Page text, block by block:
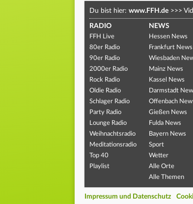
Du bist hier: www.FFH.de >>>
RADIO
FFH Live
80er Radio
90er Radio
2000er Radio
Rock Radio
Oldie Radio
Schlager Radio
Party Radio
Lounge Radio
Weihnachtsradio
Meditationsradio
Top 40
Playlist
NEWS
Hessen News
Frankfurt News
Wiesbaden
Mainz News
Kassel News
Darmstadt
Offenbach
Gießen News
Fulda News
Bayern News
Sport
Wetter
Alle Orte
Alle Themen
Impressum und Datenschutz